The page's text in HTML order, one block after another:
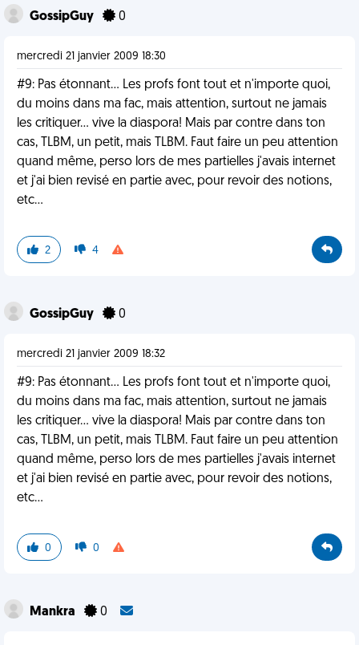
GossipGuy 0
mercredi 21 janvier 2009 18:30
#9: Pas étonnant... Les profs font tout et n'importe quoi,
du moins dans ma fac, mais attention, surtout ne jamais
les critiquer... vive la diaspora! Mais par contre dans ton
cas, TLBM, un petit, mais TLBM. Faut faire un peu attention
quand même, perso lors de mes partielles j'avais internet
et j'ai bien revisé en partie avec, pour revoir des notions,
etc...
2 4
GossipGuy 0
mercredi 21 janvier 2009 18:32
#9: Pas étonnant... Les profs font tout et n'importe quoi,
du moins dans ma fac, mais attention, surtout ne jamais
les critiquer... vive la diaspora! Mais par contre dans ton
cas, TLBM, un petit, mais TLBM. Faut faire un peu attention
quand même, perso lors de mes partielles j'avais internet
et j'ai bien revisé en partie avec, pour revoir des notions,
etc...
0 0
Mankra 0